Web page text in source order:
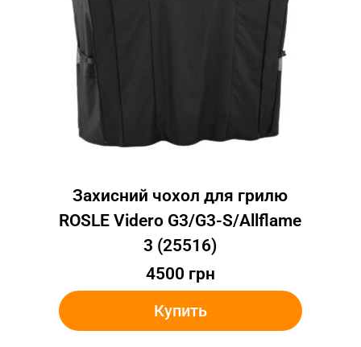
Захисний чохол для грилю
ROSLE Videro G3/G3-S/Allflame
3 (25516)
4500 грн
Купить